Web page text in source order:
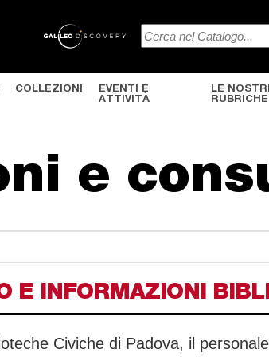
COLLEZIONI
EVENTI E
ATTIVITÀ
LE
RUBRICHE
e
E INFORMAZIONI
Civiche di Padova, il